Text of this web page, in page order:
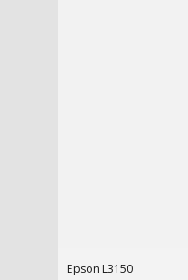
Epson L3150